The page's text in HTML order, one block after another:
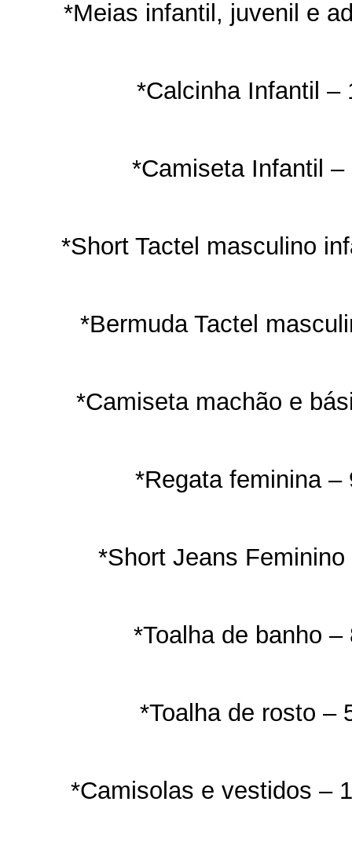
*Meias infantil, juvenil e
*Calcinha Infantil –
*Camiseta Infantil –
*Short Tactel masculino
*Bermuda Tactel
*Camiseta machão e
*Regata feminina –
*Short Jeans Feminino
*Toalha de banho –
*Toalha de rosto –
*Camisolas e vestidos –